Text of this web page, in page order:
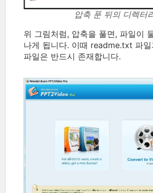
압축 푼 뒤의 디렉터
위 그림처럼, 압축을 풀면, 파일이
나게 됩니다. 이때 readme.txt 파
파일은 반드시 존재합니다.